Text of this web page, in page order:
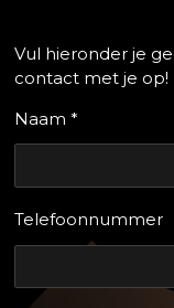
Vul hieronder je
contact met je op!
Naam *
Telefoonnummer